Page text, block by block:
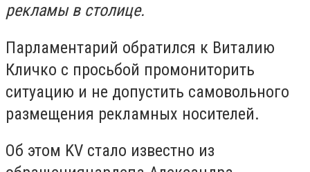
рекламы в столице.
Парламентарий обратился к Виталию
Кличко с просьбой промониторить
ситуацию и не допустить самовольного
размещения рекламных носителей.
Об этом KV стало известно из